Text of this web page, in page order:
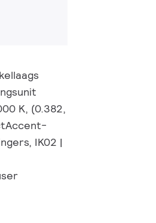
K, (0.382,
IK02 |